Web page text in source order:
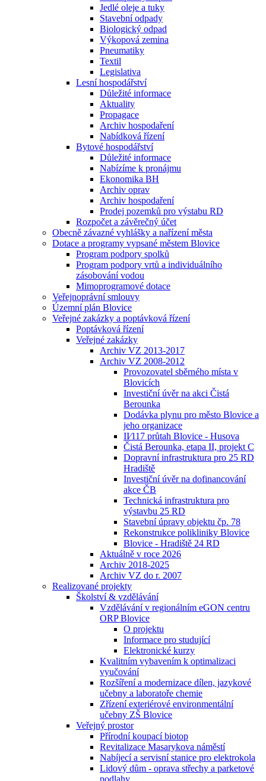
Jedlé oleje a tuky
Stavební odpady
Biologický odpad
Výkopová zemina
Pneumatiky
Textil
Legislativa
Lesní hospodářství
Důležité informace
Aktuality
Propagace
Archiv hospodaření
Nabídková řízení
Bytové hospodářství
Důležité informace
Nabízíme k pronájmu
Ekonomika BH
Archiv oprav
Archiv hospodaření
Prodej pozemků pro výstabu RD
Rozpočet a závěrečný účet
Obecně závazné vyhlášky a nařízení města
Dotace a programy vypsané městem Blovice
Program podpory spolků
Program podpory vrtů a individuálního
zásobování vodou
Mimoprogramové dotace
Veřejnoprávní smlouvy
Územní plán Blovice
Veřejné zakázky a poptávková řízení
Poptávková řízení
Veřejné zakázky
Archiv VZ 2013-2017
Archiv VZ 2008-2012
Provozovatel sběrného místa v
Blovicích
Investiční úvěr na akci Čistá
Berounka
Dodávka plynu pro město Blovice a
jeho organizace
II⁄117 průtah Blovice - Husova
Čistá Berounka, etapa II, projekt C
Dopravní infrastruktura pro 25 RD
Hradiště
Investiční úvěr na dofinancování
akce ČB
Technická infrastruktura pro
výstavbu 25 RD
Stavební úpravy objektu čp. 78
Rekonstrukce polikliniky Blovice
Blovice - Hradiště 24 RD
Aktuálně v roce 2026
Archiv 2018-2025
Archiv VZ do r. 2007
Realizované projekty
Školství & vzdělávání
Vzdělávání v regionálním eGON centru
ORP Blovice
O projektu
Informace pro studující
Elektronické kurzy
Kvalitním vybavením k optimalizaci
vyučování
Rozšíření a modernizace dílen, jazykové
učebny a laboratoře chemie
Zřízení exteriérové environmentální
učebny ZŠ Blovice
Veřejný prostor
Přírodní koupací biotop
Revitalizace Masarykova náměstí
Nabíjecí a servisní stanice pro elektrokola
Lidový dům - oprava střechy a parketové
podlahy